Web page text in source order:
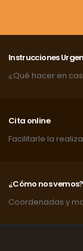
Instrucciones
Cita online
¿Cómo nos vemos?